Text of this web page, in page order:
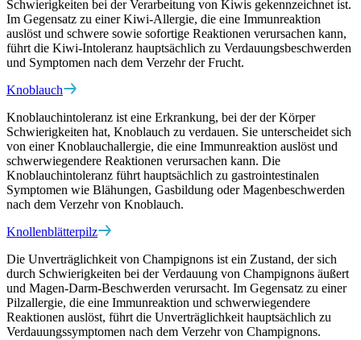
Schwierigkeiten bei der Verarbeitung von Kiwis gekennzeichnet ist.
Im Gegensatz zu einer Kiwi-Allergie, die eine Immunreaktion
auslöst und schwere sowie sofortige Reaktionen verursachen kann,
führt die Kiwi-Intoleranz hauptsächlich zu Verdauungsbeschwerden
und Symptomen nach dem Verzehr der Frucht.
Knoblauch
Knoblauchintoleranz ist eine Erkrankung, bei der der Körper
Schwierigkeiten hat, Knoblauch zu verdauen. Sie unterscheidet sich
von einer Knoblauchallergie, die eine Immunreaktion auslöst und
schwerwiegendere Reaktionen verursachen kann. Die
Knoblauchintoleranz führt hauptsächlich zu gastrointestinalen
Symptomen wie Blähungen, Gasbildung oder Magenbeschwerden
nach dem Verzehr von Knoblauch.
Knollenblätterpilz
Die Unverträglichkeit von Champignons ist ein Zustand, der sich
durch Schwierigkeiten bei der Verdauung von Champignons äußert
und Magen-Darm-Beschwerden verursacht. Im Gegensatz zu einer
Pilzallergie, die eine Immunreaktion und schwerwiegendere
Reaktionen auslöst, führt die Unverträglichkeit hauptsächlich zu
Verdauungssymptomen nach dem Verzehr von Champignons.